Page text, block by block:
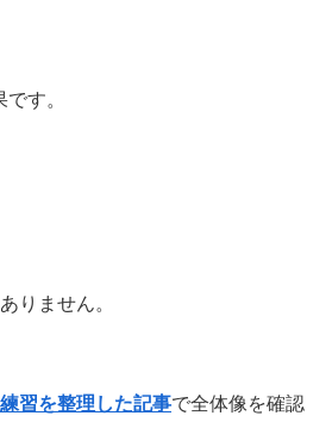
す。
りません。
習を整理した記事で全体像を確認